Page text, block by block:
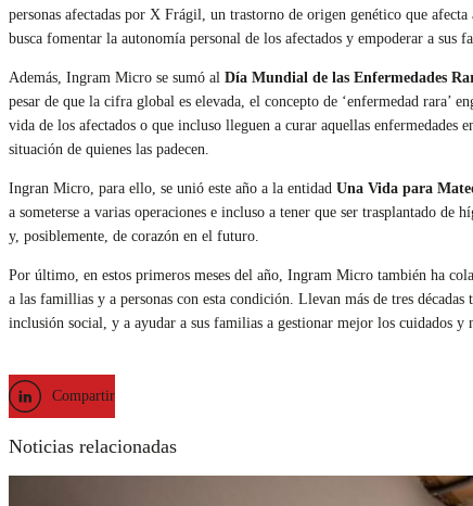
personas afectadas por X Frágil, un trastorno de origen genético que
busca fomentar la autonomía personal de los afectados y empoderar a sus
Además, Ingram Micro se sumó al Día Mundial de las Enfermedades
pesar de que la cifra global es elevada, el concepto de ‘enfermedad rara’
vida de los afectados o que incluso lleguen a curar aquellas enfermedades
situación de quienes las padecen.
Ingran Micro, para ello, se unió este año a la entidad Una Vida para
a someterse a varias operaciones e incluso a tener que ser trasplantado
y, posiblemente, de corazón en el futuro.
Por último, en estos primeros meses del año, Ingram Micro también ha
a las famillias y a personas con esta condición. Llevan más de tres
inclusión social, y a ayudar a sus familias a gestionar mejor los cuidados y
Compartir
Noticias relacionadas